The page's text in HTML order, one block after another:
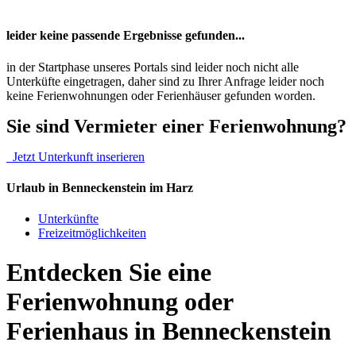
leider keine passende Ergebnisse gefunden...
in der Startphase unseres Portals sind leider noch nicht alle
Unterküfte eingetragen, daher sind zu Ihrer Anfrage leider noch
keine Ferienwohnungen oder Ferienhäuser gefunden worden.
Sie sind Vermieter einer Ferienwohnung?
Jetzt Unterkunft inserieren
Urlaub in Benneckenstein im Harz
Unterkünfte
Freizeitmöglichkeiten
Entdecken Sie eine
Ferienwohnung oder
Ferienhaus in Benneckenstein